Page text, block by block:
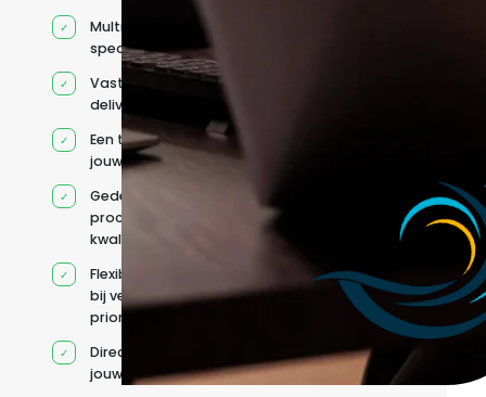
Multidisciplinaire
specialisten
Vaste
deliverycoördinatie
Een team rond
jouw roadmap
Gedeelde
processen en
kwaliteitsnormen
Flexibele capaciteit
bij veranderende
prioriteiten
Direct contact met
jouw team